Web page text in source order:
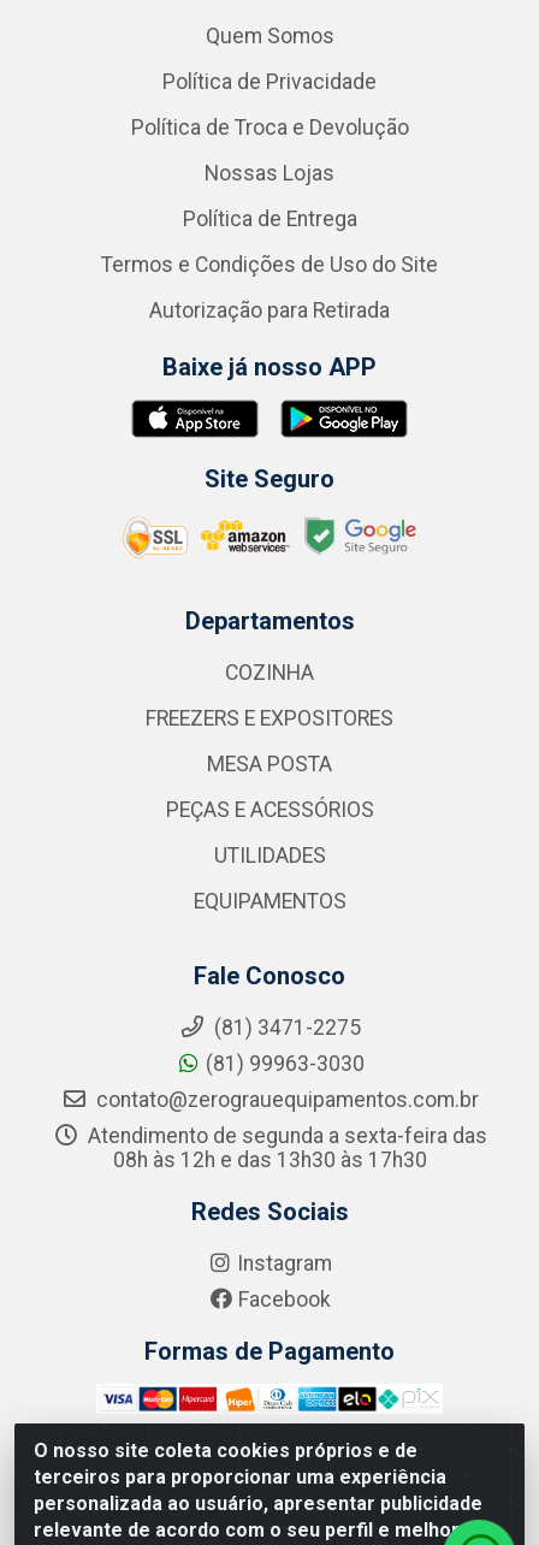
O nosso site coleta cookies próprios e de
terceiros para proporcionar uma experiência
personalizada ao usuário, apresentar publicidade
relevante de acordo com o seu perfil e melhorar a
Quem Somos
Política de Privacidade
Política de Troca e Devolução
Nossas Lojas
Política de Entrega
Termos e Condições de Uso do Site
Autorização para Retirada
Baixe já nosso APP
Site Seguro
Departamentos
COZINHA
FREEZERS E EXPOSITORES
MESA POSTA
PEÇAS E ACESSÓRIOS
UTILIDADES
EQUIPAMENTOS
Fale Conosco
(81) 3471-2275
(81) 99963-3030
contato@zerograuequipamentos.com.br
Atendimento de segunda a sexta-feira das
08h às 12h e das 13h30 às 17h30
Redes Sociais
Instagram
Facebook
Formas de Pagamento
Zero Grau - Rua Jean Emile Favre, 746 - Ipsep,
Recife/PE - CEP 51.190-450 - CNPJ 09.132.989/0001-61